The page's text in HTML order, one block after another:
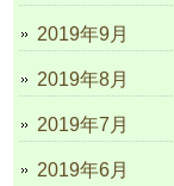
2019年9月
2019年8月
2019年7月
2019年6月